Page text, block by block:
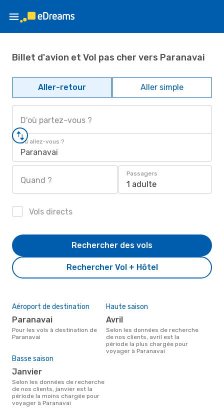
Billet d'avion et Vol pas cher vers Paranavai
Aller-retour Aller simple
D'où partez-vous ?
Où allez-vous ?
Paranavai
Quand ?
Passagers
1 adulte
Vols directs
Rechercher Vol + Hôtel
Rechercher des vols
Aéroport de destination
Paranavai
Pour les vols à destination de
Paranavai
Haute saison
avril
Selon les données de recherche
de nos clients, avril est la
période la plus chargée pour
voyager à Paranavai
Basse saison
janvier
Selon les données de recherche
de nos clients, janvier est la
période la moins chargée pour
voyager à Paranavai